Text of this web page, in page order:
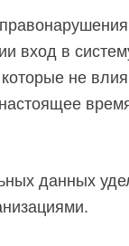
вход в
не
данных